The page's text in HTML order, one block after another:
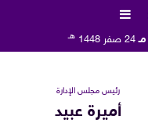
24 صفر 1448 هـ
رئيس مجلس الإدارة
أميرة عبيد